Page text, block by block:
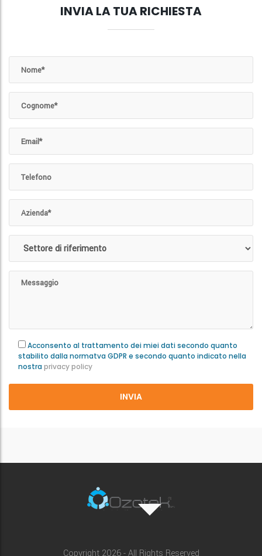
INVIA LA TUA RICHIESTA
Acconsento al trattamento dei miei dati secondo quanto
stabilito dalla normatva GDPR e secondo quanto indicato nella
nostra privacy policy
Copyright 2026 - All Rights Reserved